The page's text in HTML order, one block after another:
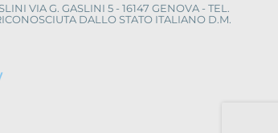
VIA G. GASLINI 5 - 16147 GENOVA - TEL.
DALLO STATO ITALIANO D.M.